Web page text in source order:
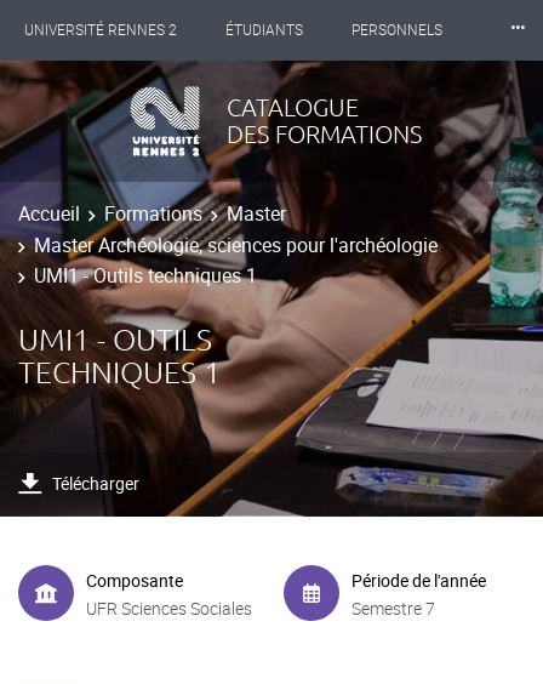
UNIVERSITÉ RENNES 2 ÉTUDIANTS PERSONNELS
INTERNATIONAL PROFESSIONNELS BIBLIOTHÈQUES
LES NOUVELLES DE RENNES 2
⸱⸱⸱
CATALOGUE
DES FORMATIONS
Accueil Formations
Master
Master Archéologie, sciences pour l'archéologie
UMI1 - Outils techniques 1
UMI1 - OUTILS
TECHNIQUES 1
Télécharger
Composante
UFR Sciences Sociales
Période de l'année
Semestre 7